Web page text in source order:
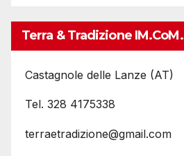
Terra & Tradizione IM.coM.
Castagnole delle Lanze (AT)
Tel. 328 4175338
terraetradizione@gmail.com